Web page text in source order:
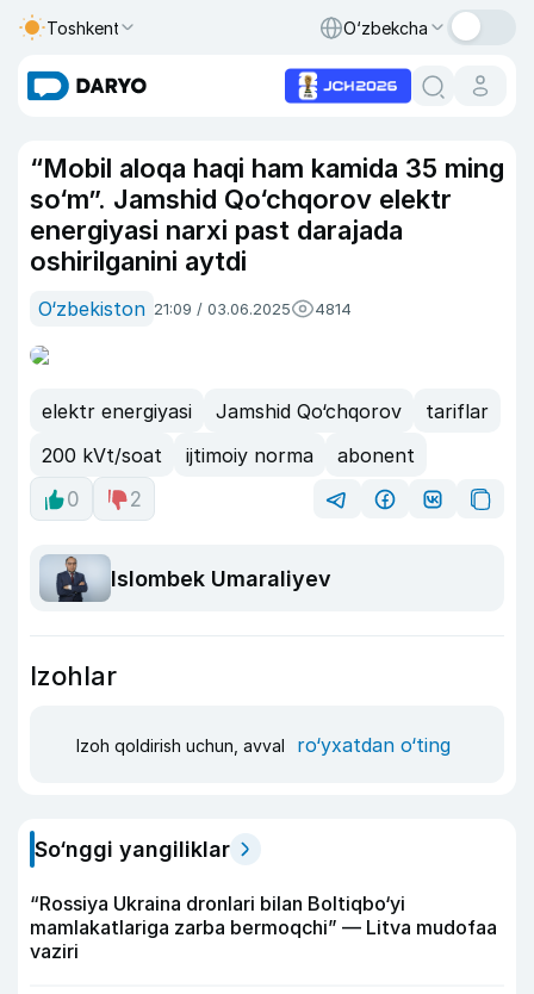
Toshkent O‘zbekcha
“Mobil aloqa haqi ham kamida 35 ming
so‘m”. Jamshid Qo‘chqorov elektr
energiyasi narxi past darajada
oshirilganini aytdi
O‘zbekiston 21:09 / 03.06.2025 4814
elektr energiyasi Jamshid Qo‘chqorov
tariflar
200 kVt/soat
ijtimoiy norma
abonent
0
2
Islombek Umaraliyev
Izohlar
Izoh qoldirish uchun, avval ro‘yxatdan o‘ting
So‘nggi yangiliklar
“Rossiya Ukraina dronlari bilan Boltiqbo‘yi
mamlakatlariga zarba bermoqchi” — Litva mudofaa
vaziri